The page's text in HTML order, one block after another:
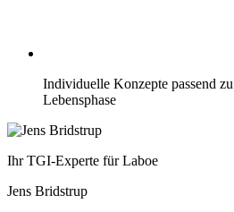
Individuelle Konzepte passend
Lebensphase
Ihr TGI-Experte für Laboe
Jens Bridstrup